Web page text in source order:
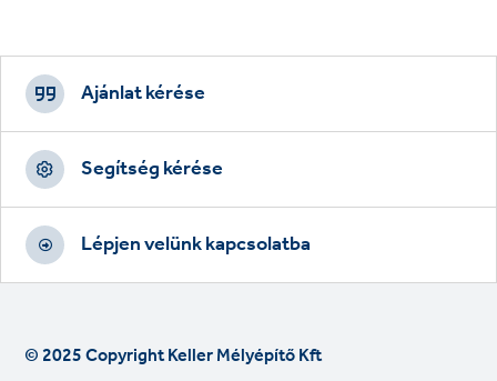
Footer
CTAs
Ajánlat kérése
Segítség kérése
Lépjen velünk kapcsolatba
© 2025 Copyright Keller Mélyépítő Kft